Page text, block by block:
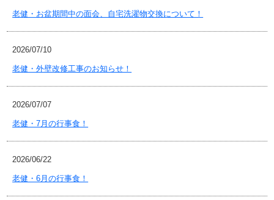
老健・お盆期間中の面会、自宅洗濯物交換について！
2026/07/10
老健・外壁改修工事のお知らせ！
2026/07/07
老健・7月の行事食！
2026/06/22
老健・6月の行事食！